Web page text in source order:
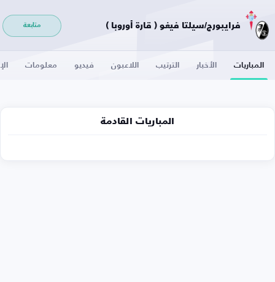
فرايبورج/سيلتا فيغو ( قارة أوروبا ) متابعة
المباريات الأخبار الترتيب اللاعبون فيديو معلومات
المباريات القادمة